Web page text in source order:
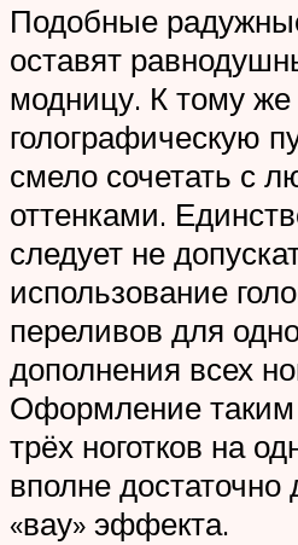
Подобные
оставят
модницу. К тому же
голографическую
смело сочетать с
оттенками.
следует не
использование
переливов для
дополнения всех
Оформление таким
трёх ноготков на
вполне достаточно
«вау» эффекта.